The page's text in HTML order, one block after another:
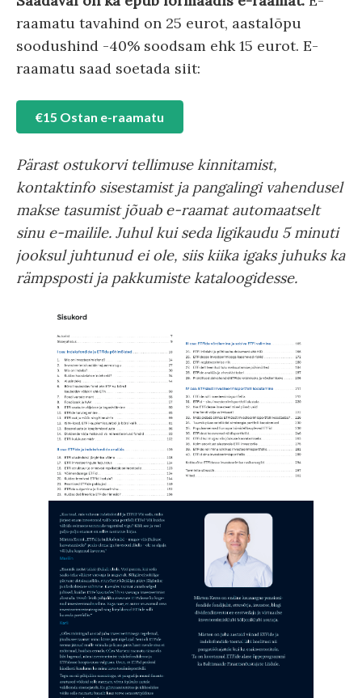
raamatu tavahind on 25 eurot, aastalõpu
soodushind -40% soodsam ehk 15 eurot. E-
raamatu saad soetada siit:
€15 Ostan e-raamatu
Pärast ostukorvi tellimuse kinnitamist,
kontaktinfo sisestamist ja pangalingi vahendusel
makse tasumist jõuab e-raamat automaatselt
sinu e-mailile. Juhul kui seda ligikaudu 5 minuti
jooksul juhtunud ei ole, siis kiika igaks juhuks ka
rämpsposti ja pakkumiste kataloogidesse.